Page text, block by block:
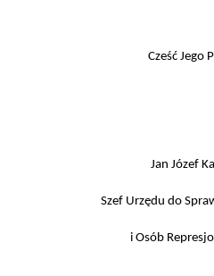
Cześć Jego
Jan Józef
Szef Urzędu do
i Osób